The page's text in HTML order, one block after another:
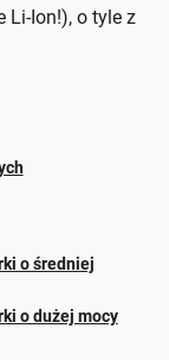
Li-Ion!), o tyle z
o średniej
o dużej mocy